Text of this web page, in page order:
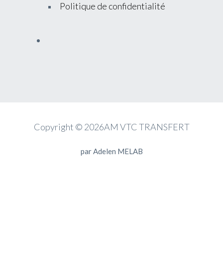
Politique de confidentialité
Copyright © 2026AM VTC TRANSFERT
parAdelen MELAB